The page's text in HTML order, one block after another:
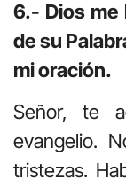
6.- Dios me
de su
mi oración.
Señor, te
evangelio.
tristezas.